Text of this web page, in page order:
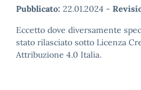
Pubblicato: 22.01.2024 -
Eccetto dove diversamente
stato rilasciato sotto Licenza
Attribuzione 4.0 Italia.